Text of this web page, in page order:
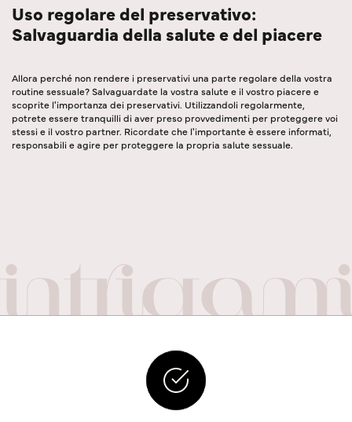
Uso regolare del preservativo:
Salvaguardia della salute e del piacere
Allora perché non rendere i preservativi una parte regolare della vostra
routine sessuale? Salvaguardate la vostra salute e il vostro piacere e
scoprite l'importanza dei preservativi. Utilizzandoli regolarmente,
potrete essere tranquilli di aver preso provvedimenti per proteggere voi
stessi e il vostro partner. Ricordate che l'importante è essere informati,
responsabili e agire per proteggere la propria salute sessuale.